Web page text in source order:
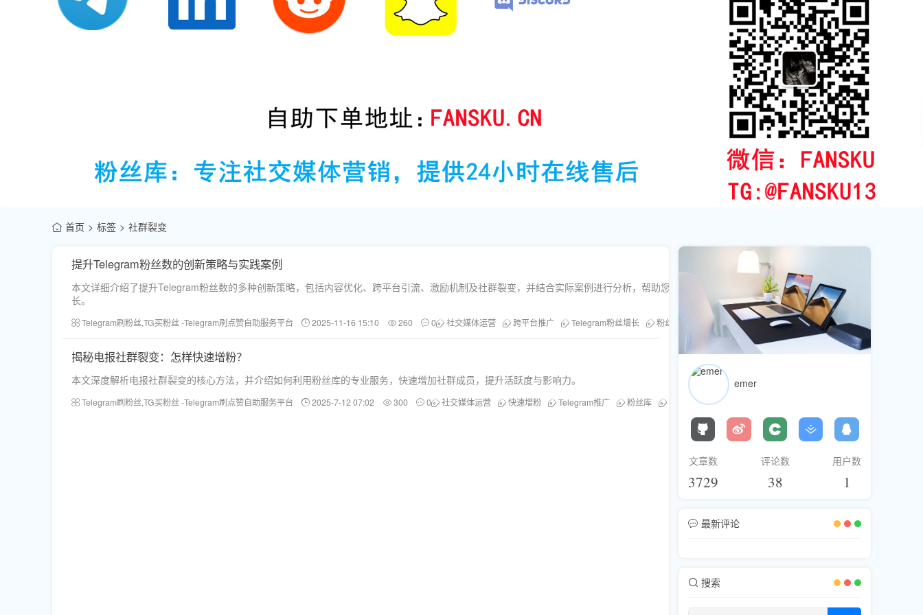
首页 标签 社群裂变
提升Telegram粉丝数的创新策略与实践案例
本文详细介绍了提升Telegram粉丝数的多种创新策略，包括内容优化、跨平台引流、激励机制及社群裂变，并结合实际案例进行分析，帮助您快速实现粉丝增
长。
Telegram刷粉丝,TG买粉丝 -Telegram刷点赞自助服务平台 2025-11-16 15:10 260 0 社交媒体运营 跨平台推广 Telegram粉丝增长 粉丝库服务 社群裂变
揭秘电报社群裂变：怎样快速增粉？
本文深度解析电报社群裂变的核心方法，并介绍如何利用粉丝库的专业服务，快速增加社群成员，提升活跃度与影响力。
Telegram刷粉丝,TG买粉丝 -Telegram刷点赞自助服务平台 2025-7-12 07:02 300 0 社交媒体运营 快速增粉 Telegram推广 粉丝库 电报社群 社群裂变
emer
文章数
3729
评论数
38
用户数
1
最新评论
搜索